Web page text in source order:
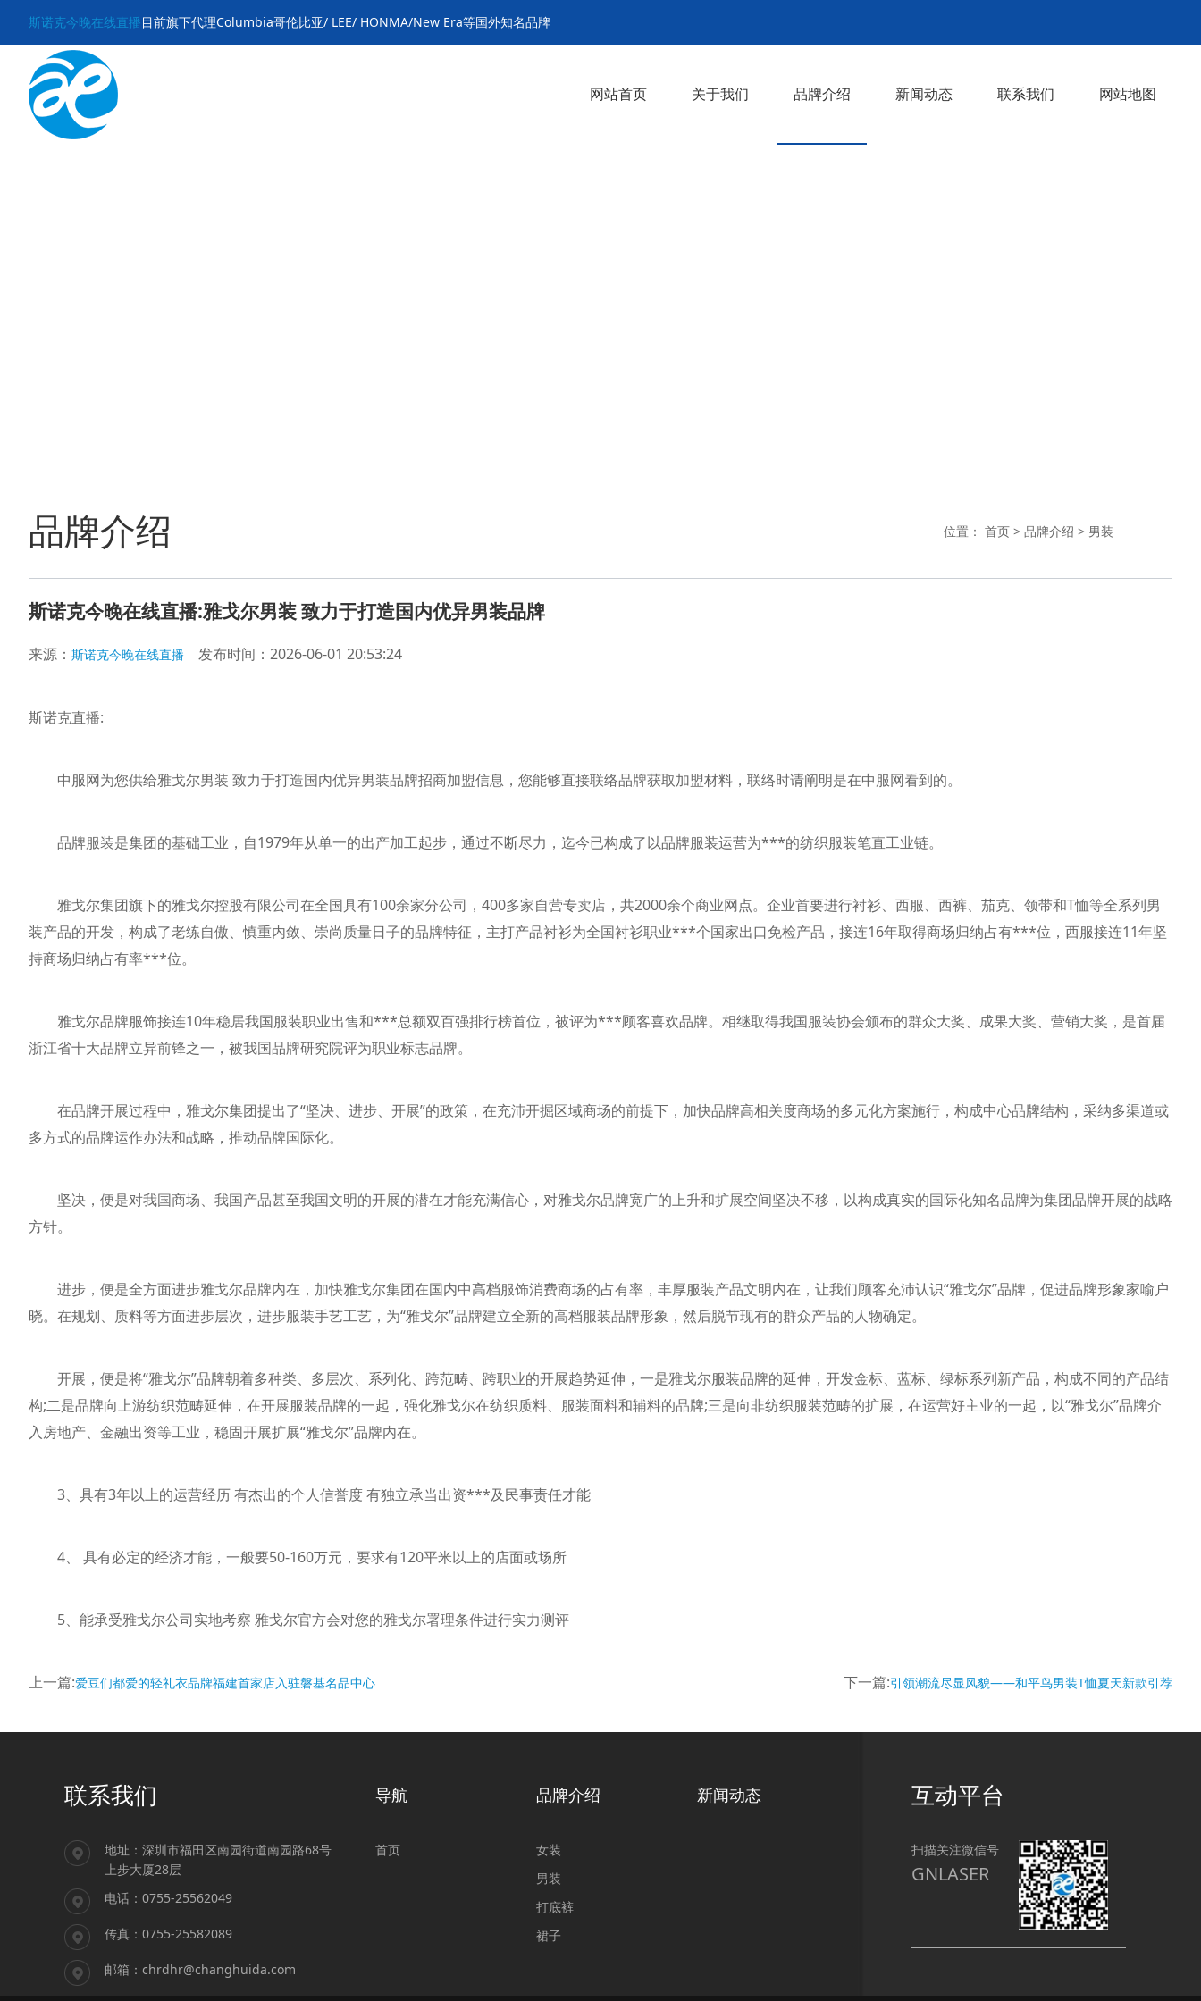
斯诺克今晚在线直播目前旗下代理Columbia哥伦比亚/ LEE/ HONMA/New Era等国外知名品牌
网站首页 关于我们 品牌介绍 新闻动态 联系我们 网站地图
品牌介绍 位置： 首页 > 品牌介绍 > 男装
斯诺克今晚在线直播:雅戈尔男装 致力于打造国内优异男装品牌
来源： 斯诺克今晚在线直播 发布时间：2026-06-01 20:53:24
斯诺克直播:
中服网为您供给雅戈尔男装 致力于打造国内优异男装品牌招商加盟信息，您能够直接联络品牌获取加盟材料，联络时请阐明是在中服网看到的。
品牌服装是集团的基础工业，自1979年从单一的出产加工起步，通过不断尽力，迄今已构成了以品牌服装运营为***的纺织服装笔直工业链。
雅戈尔集团旗下的雅戈尔控股有限公司在全国具有100余家分公司，400多家自营专卖店，共2000余个商业网点。企业首要进行衬衫、西服、西裤、茄克、领带和T恤等全系列男
装产品的开发，构成了老练自傲、慎重内敛、崇尚质量日子的品牌特征，主打产品衬衫为全国衬衫职业***个国家出口免检产品，接连16年取得商场归纳占有***位，西服接连11年坚
持商场归纳占有率***位。
雅戈尔品牌服饰接连10年稳居我国服装职业出售和***总额双百强排行榜首位，被评为***顾客喜欢品牌。相继取得我国服装协会颁布的群众大奖、成果大奖、营销大奖，是首届
浙江省十大品牌立异前锋之一，被我国品牌研究院评为职业标志品牌。
在品牌开展过程中，雅戈尔集团提出了“坚决、进步、开展”的政策，在充沛开掘区域商场的前提下，加快品牌高相关度商场的多元化方案施行，构成中心品牌结构，采纳多渠道或
多方式的品牌运作办法和战略，推动品牌国际化。
坚决，便是对我国商场、我国产品甚至我国文明的开展的潜在才能充满信心，对雅戈尔品牌宽广的上升和扩展空间坚决不移，以构成真实的国际化知名品牌为集团品牌开展的战略
方针。
进步，便是全方面进步雅戈尔品牌内在，加快雅戈尔集团在国内中高档服饰消费商场的占有率，丰厚服装产品文明内在，让我们顾客充沛认识“雅戈尔”品牌，促进品牌形象家喻户
晓。在规划、质料等方面进步层次，进步服装手艺工艺，为“雅戈尔”品牌建立全新的高档服装品牌形象，然后脱节现有的群众产品的人物确定。
开展，便是将“雅戈尔”品牌朝着多种类、多层次、系列化、跨范畴、跨职业的开展趋势延伸，一是雅戈尔服装品牌的延伸，开发金标、蓝标、绿标系列新产品，构成不同的产品结
构;二是品牌向上游纺织范畴延伸，在开展服装品牌的一起，强化雅戈尔在纺织质料、服装面料和辅料的品牌;三是向非纺织服装范畴的扩展，在运营好主业的一起，以“雅戈尔”品牌介
入房地产、金融出资等工业，稳固开展扩展“雅戈尔”品牌内在。
3、具有3年以上的运营经历 有杰出的个人信誉度 有独立承当出资***及民事责任才能
4、 具有必定的经济才能，一般要50-160万元，要求有120平米以上的店面或场所
5、能承受雅戈尔公司实地考察 雅戈尔官方会对您的雅戈尔署理条件进行实力测评
上一篇:爱豆们都爱的轻礼衣品牌福建首家店入驻磐基名品中心 下一篇:引领潮流尽显风貌——和平鸟男装T恤夏天新款引荐
联系我们
地址： 深圳市福田区南园街道南园路68号
上步大厦28层
电话： 0755-25562049
传真： 0755-25582089
邮箱： chrdhr@changhuida.com
导航
首页
品牌介绍
女装
男装
打底裤
裙子
新闻动态 互动平台
扫描关注微信号
GNLASER